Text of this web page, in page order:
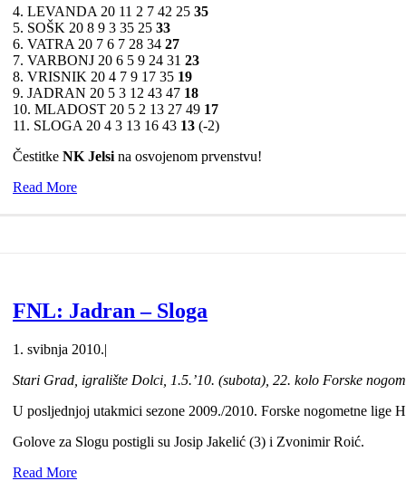
4. LEVANDA 20 11 2 7 42 25 35
5. SOŠK 20 8 9 3 35 25 33
6. VATRA 20 7 6 7 28 34 27
7. VARBONJ 20 6 5 9 24 31 23
8. VRISNIK 20 4 7 9 17 35 19
9. JADRAN 20 5 3 12 43 47 18
10. MLADOST 20 5 2 13 27 49 17
11. SLOGA 20 4 3 13 16 43 13 (-2)
Čestitke NK Jelsi na osvojenom prvenstvu!
Read More
FNL: Jadran – Sloga
1. svibnja 2010.|
Stari Grad, igralište Dolci, 1.5.’10. (subota), 22. kolo Forske
U posljednjoj utakmici sezone 2009./2010. Forske nogometne lige
Golove za Slogu postigli su Josip Jakelić (3) i Zvonimir Roić.
Read More